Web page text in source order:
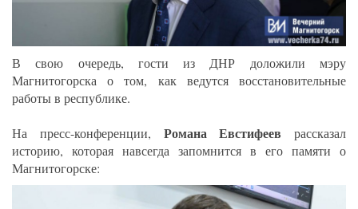
В свою очередь, гости из ДНР доложили мэру
Магнитогорска о том, как ведутся восстановительные
работы в республике.
На пресс-конференции, Романа Евстифеев рассказал
историю, которая навсегда запомнится в его памяти о
Магнитогорске: